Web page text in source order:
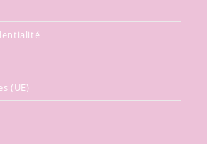
(UE)